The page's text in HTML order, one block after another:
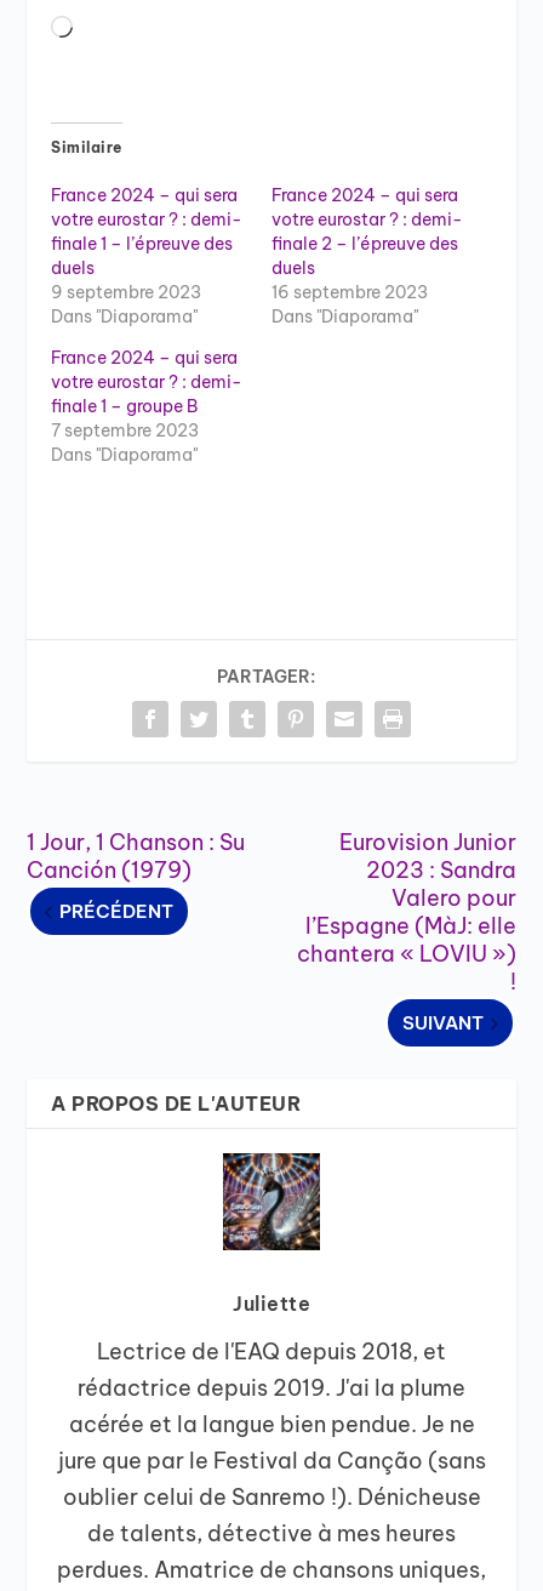
Chargement…
Similaire
France 2024 – qui sera
votre eurostar ? : demi-
finale 1 – l’épreuve des
duels
9 septembre 2023
Dans "Diaporama"
France 2024 – qui sera
votre eurostar ? : demi-
finale 2 – l’épreuve des
duels
16 septembre 2023
Dans "Diaporama"
France 2024 – qui sera
votre eurostar ? : demi-
finale 1 – groupe B
7 septembre 2023
Dans "Diaporama"
PARTAGER:
1 Jour, 1 Chanson : Su
Canción (1979)
PRÉCÉDENT
Eurovision Junior
2023 : Sandra
Valero pour
l’Espagne (MàJ: elle
chantera « LOVIU »)
!
SUIVANT
A PROPOS DE L'AUTEUR
Juliette
Lectrice de l'EAQ depuis 2018, et
rédactrice depuis 2019. J'ai la plume
acérée et la langue bien pendue. Je ne
jure que par le Festival da Canção (sans
oublier celui de Sanremo !). Dénicheuse
de talents, détective à mes heures
perdues. Amatrice de chansons uniques,